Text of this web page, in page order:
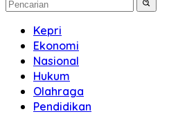
Kepri
Ekonomi
Nasional
Hukum
Olahraga
Pendidikan